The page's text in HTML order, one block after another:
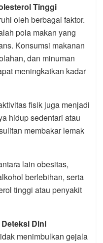
Tinggi
oleh berbagai faktor.
pola makan yang
Konsumsi makanan
dan minuman
meningkatkan kadar
fisik juga menjadi
hidup sedentari atau
membakar lemak
lain obesitas,
berlebihan, serta
tinggi atau penyakit
Dini
menimbulkan gejala